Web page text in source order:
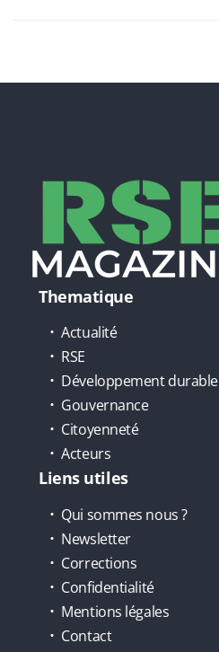
Thematique
Actualité
RSE
Développement durable
Gouvernance
Citoyenneté
Acteurs
Liens utiles
Qui sommes nous ?
Newsletter
Corrections
Confidentialité
Mentions légales
Contact